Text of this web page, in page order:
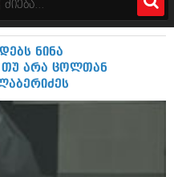
ნინა
თუ არა ცოლთან